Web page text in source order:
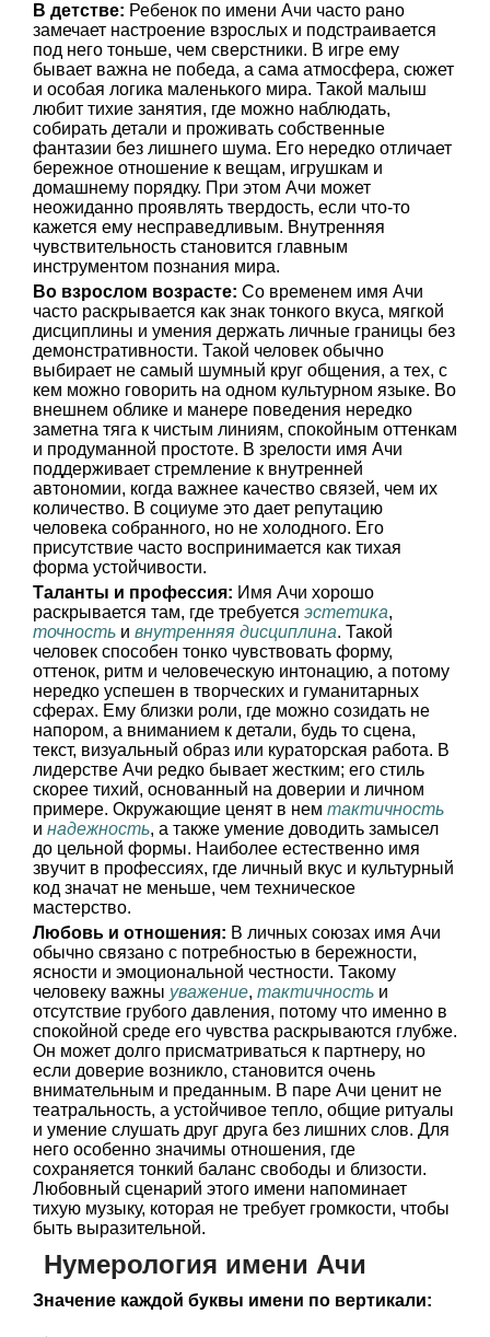
В детстве: Ребенок по имени Ачи часто рано
замечает настроение взрослых и подстраивается
под него тоньше, чем сверстники. В игре ему
бывает важна не победа, а сама атмосфера, сюжет
и особая логика маленького мира. Такой малыш
любит тихие занятия, где можно наблюдать,
собирать детали и проживать собственные
фантазии без лишнего шума. Его нередко отличает
бережное отношение к вещам, игрушкам и
домашнему порядку. При этом Ачи может
неожиданно проявлять твердость, если что-то
кажется ему несправедливым. Внутренняя
чувствительность становится главным
инструментом познания мира.
Во взрослом возрасте: Со временем имя Ачи
часто раскрывается как знак тонкого вкуса, мягкой
дисциплины и умения держать личные границы без
демонстративности. Такой человек обычно
выбирает не самый шумный круг общения, а тех, с
кем можно говорить на одном культурном языке. Во
внешнем облике и манере поведения нередко
заметна тяга к чистым линиям, спокойным оттенкам
и продуманной простоте. В зрелости имя Ачи
поддерживает стремление к внутренней
автономии, когда важнее качество связей, чем их
количество. В социуме это дает репутацию
человека собранного, но не холодного. Его
присутствие часто воспринимается как тихая
форма устойчивости.
Таланты и профессия: Имя Ачи хорошо
раскрывается там, где требуется эстетика,
точность и внутренняя дисциплина. Такой
человек способен тонко чувствовать форму,
оттенок, ритм и человеческую интонацию, а потому
нередко успешен в творческих и гуманитарных
сферах. Ему близки роли, где можно созидать не
напором, а вниманием к детали, будь то сцена,
текст, визуальный образ или кураторская работа. В
лидерстве Ачи редко бывает жестким; его стиль
скорее тихий, основанный на доверии и личном
примере. Окружающие ценят в нем тактичность
и надежность, а также умение доводить замысел
до цельной формы. Наиболее естественно имя
звучит в профессиях, где личный вкус и культурный
код значат не меньше, чем техническое
мастерство.
Любовь и отношения: В личных союзах имя Ачи
обычно связано с потребностью в бережности,
ясности и эмоциональной честности. Такому
человеку важны уважение, тактичность и
отсутствие грубого давления, потому что именно в
спокойной среде его чувства раскрываются глубже.
Он может долго присматриваться к партнеру, но
если доверие возникло, становится очень
внимательным и преданным. В паре Ачи ценит не
театральность, а устойчивое тепло, общие ритуалы
и умение слушать друг друга без лишних слов. Для
него особенно значимы отношения, где
сохраняется тонкий баланс свободы и близости.
Любовный сценарий этого имени напоминает
тихую музыку, которая не требует громкости, чтобы
быть выразительной.
Нумерология имени Ачи
Значение каждой буквы имени по вертикали: